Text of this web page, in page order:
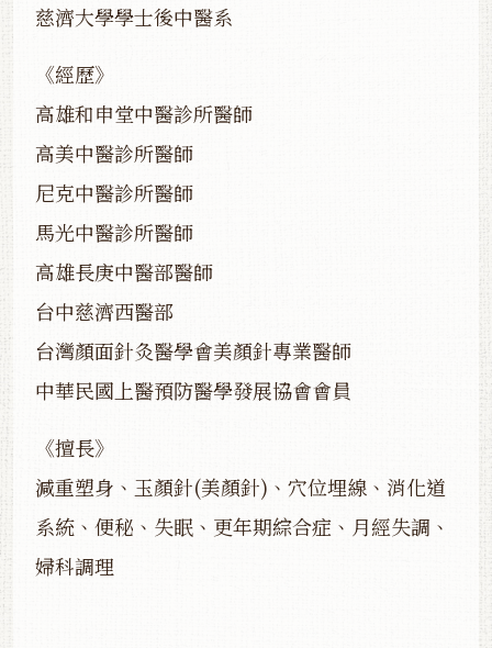
慈濟大學學士後中醫系
《經歷》
高雄和申堂中醫診所醫師
高美中醫診所醫師
尼克中醫診所醫師
馬光中醫診所醫師
高雄長庚中醫部醫師
台中慈濟西醫部
台灣顏面針灸醫學會美顏針專業醫師
中華民國上醫預防醫學發展協會會員
《擅長》
減重塑身、玉顏針(美顏針)、穴位埋線、消化道
系統、便秘、失眠、更年期綜合症、月經失調、
婦科調理